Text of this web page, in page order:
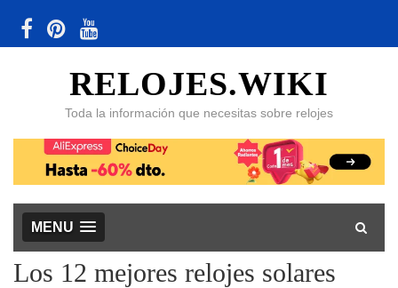
RELOJES.WIKI
Toda la información que necesitas sobre relojes
MENU
Los 12 mejores relojes solares